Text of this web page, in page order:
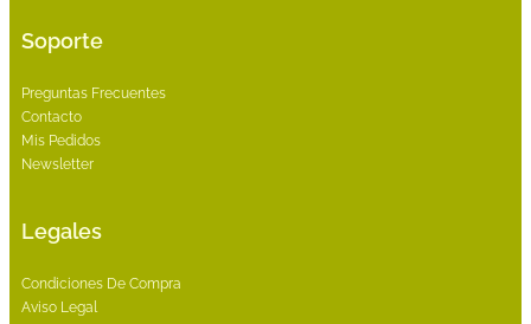
Soporte
Preguntas Frecuentes
Contacto
Mis Pedidos
Newsletter
Legales
Condiciones De Compra
Aviso Legal